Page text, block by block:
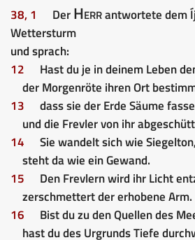
38, 1
DerHerrantwortete dem
Wettersturm
und sprach:
12
Hast du je in deinem Leben
der Morgenröte ihren Ort
13
dass sie der Erde Säume fasse
und die Frevler von ihr
14
Sie wandelt sich wie Siegelton,
steht da wie ein Gewand.
15
Den Frevlern wird ihr Licht
zerschmettert der erhobene Arm.
16
Bist du zu den Quellen des
hast du des Urgrunds Tiefe